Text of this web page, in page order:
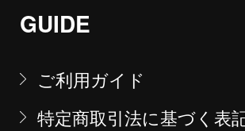
GUIDE
ご利用ガイド
特定商取引法に基づく表